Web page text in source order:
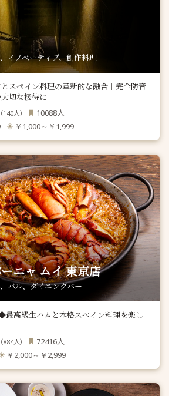
イノベーティブ、創作料理
スペイン料理の革新的な融合｜完全防音
切な接待に
140人） 10088人
￥1,000～￥1,999
ニャ ムイ 東京店
バル、ダイニングバー
高級生ハムと本格スペイン料理を楽し
（884人） 72416人
￥2,000～￥2,999